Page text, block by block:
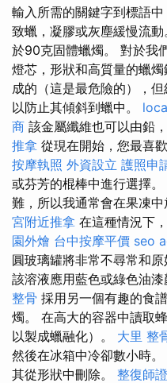
輸入所需的關鍵字到標語
致蠟，凝膠或灰塵緩慢流
於90克固體蠟燭。 對於我
燈芯，形狀和高質量的蠟
成的（這是最危險的），
以防止其傾斜到蠟中。
商 該金屬纖維也可以由鉛
推拿 從現在開始，您最喜
按摩執照 外資設立 護照申
或芬芳的棍棒中進行選擇
難，所以我通常會在果凍中
宮附近推拿 在這種情況下
園外燴 台中按摩平價 seo
圓玻璃罐將非常不尋常和原
該溶液應用藍色或綠色油
整骨 採用另一個有趣的食
燭。 在高大的容器中讀取
以製成蠟融化）。 大里 整
然後在冰箱中冷卻數小時。
其從形狀中刪除。 整復師